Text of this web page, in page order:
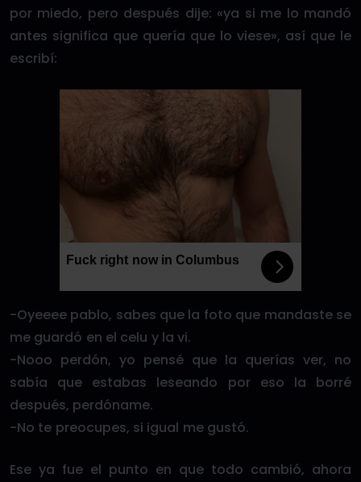
por miedo, pero después dije: «ya si me lo mandó
antes significa que quería que lo viese», así que le
escribí:
Fuck right now in Columbus
-Oyeeee pablo, sabes que la foto que mandaste se
me guardó en el celu y la vi.
-Nooo perdón, yo pensé que la querías ver, no
sabía que estabas leseando por eso la borré
después, perdóname.
-No te preocupes, si igual me gustó.
Ese ya fue el punto en que todo cambió, ahora